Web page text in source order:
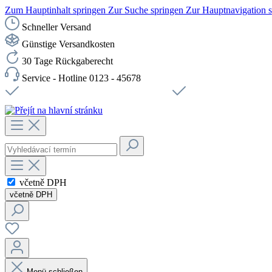
Zum Hauptinhalt springen Zur Suche springen Zur Hauptnavigation
Schneller Versand
Günstige Versandkosten
30 Tage Rückgaberecht
Service - Hotline 0123 - 45678
včetně DPH
včetně DPH